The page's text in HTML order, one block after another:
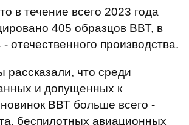
в течение всего 2023 года
405 образцов ВВТ, в
отечественного производства.
что среди
и допущенных к
ВВТ больше всего -
беспилотных авиационных